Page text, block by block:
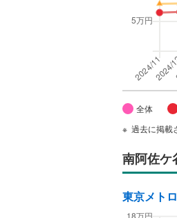
全体
過去に掲載
南阿佐ケ
東京メト